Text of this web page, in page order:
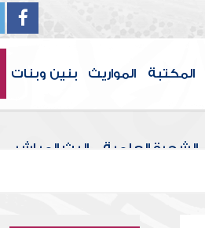
المكتبة المواريث بنين وبنات
الشجرة العلمية البث المباشر